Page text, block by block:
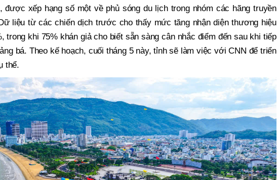
được xếp hạng số một về phủ sóng du lịch trong nhóm các hãng truyền
liệu từ các chiến dịch trước cho thấy mức tăng nhận diện thương hiệu
trong khi 75% khán giả cho biết sẵn sàng cân nhắc điểm đến sau khi tiếp
bá. Theo kế hoạch, cuối tháng 5 này, tỉnh sẽ làm việc với CNN để triển
thể.